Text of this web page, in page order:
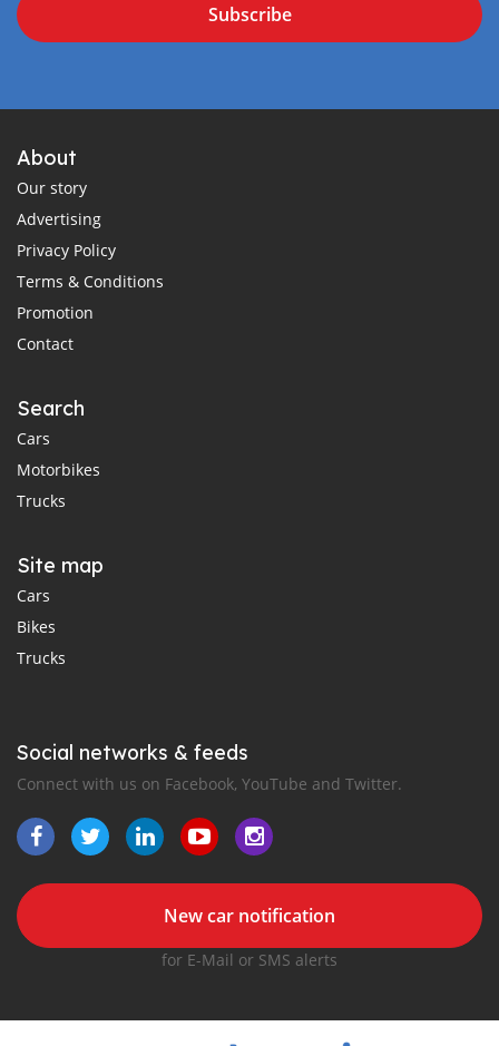
Subscribe
About
Our story
Advertising
Privacy Policy
Terms & Conditions
Promotion
Contact
Search
Cars
Motorbikes
Trucks
Site map
Cars
Bikes
Trucks
Social networks & feeds
Connect with us on Facebook, YouTube and Twitter.
New car notification
for E-Mail or SMS alerts